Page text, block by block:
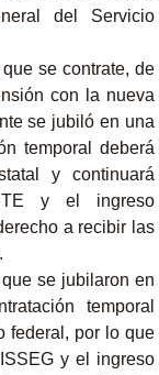
del Servicio
se contrate, de
con la nueva
se jubiló en una
temporal deberá
y continuará
y el ingreso
a recibir las
se jubilaron en
temporal
federal, por lo que
y el ingreso